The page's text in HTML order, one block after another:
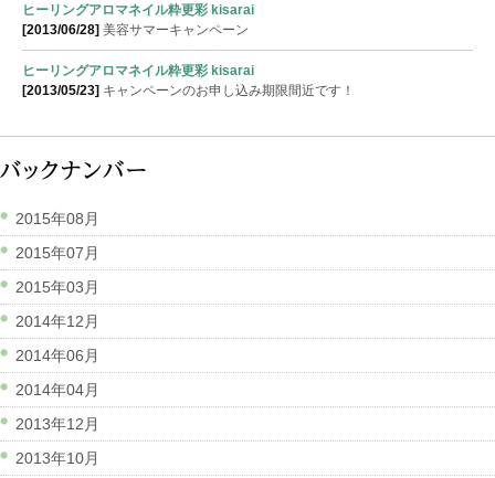
ヒーリングアロマネイル粋更彩 kisarai
[2013/06/28] 美容サマーキャンペーン
ヒーリングアロマネイル粋更彩 kisarai
[2013/05/23] キャンペーンのお申し込み期限間近です！
2015年08月
2015年07月
2015年03月
2014年12月
2014年06月
2014年04月
2013年12月
2013年10月